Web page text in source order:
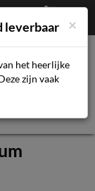
€0,00
Mijn account
×
leverbaar
het heerlijke
zijn vaak